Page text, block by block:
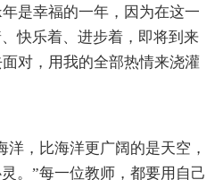
是幸福的一年，因为在这一
快乐着、进步着，即将到来
对，用我的全部热情来浇灌
洋，比海洋更广阔的是天空，
。”每一位教师，都要用自己